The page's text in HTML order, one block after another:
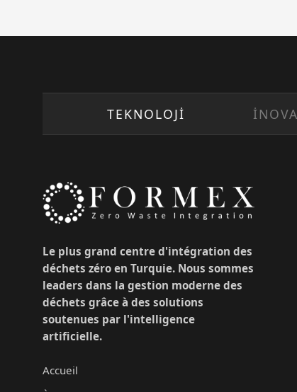
TEKNOLOJİ İNOVASYON
Le plus grand centre d'intégration des
déchets zéro en Turquie. Nous sommes
leaders dans la gestion moderne des
déchets grâce à des solutions
soutenues par l'intelligence
artificielle.
Accueil